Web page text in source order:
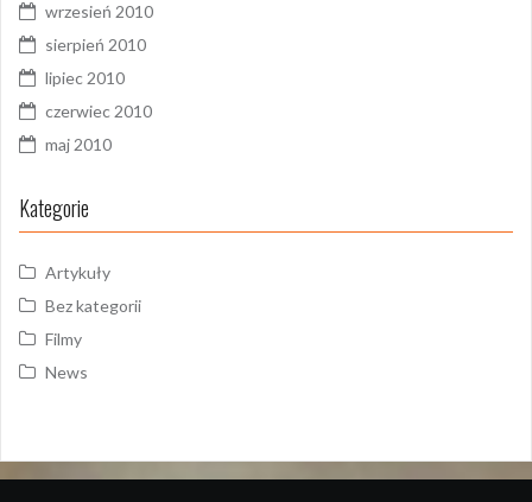
wrzesień 2010
sierpień 2010
lipiec 2010
czerwiec 2010
maj 2010
Kategorie
Artykuły
Bez kategorii
Filmy
News